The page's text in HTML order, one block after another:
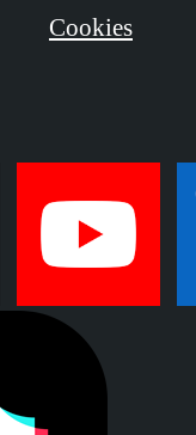
Cookies